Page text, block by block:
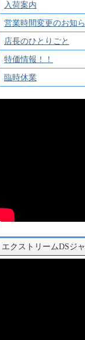
入荷案内
営業時間変更のお知
店長のひとりごと
特価情報！！
臨時休業
エクストリームDSジ